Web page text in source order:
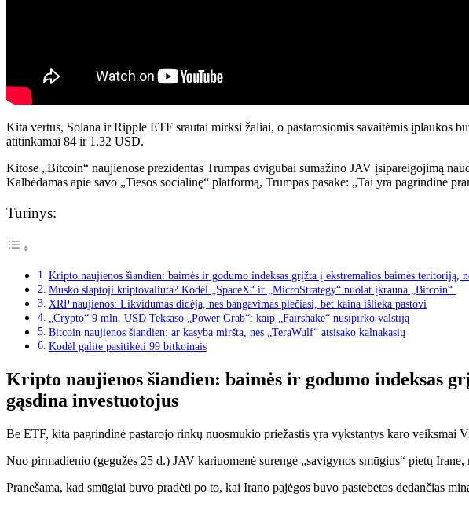
Kita vertus, Solana ir Ripple ETF srautai mirksi žaliai, o pastarosiomis savaitėmis įplaukos
atitinkamai 84 ir 1,32 USD.
Kitose „Bitcoin“ naujienose prezidentas Trumpas dvigubai sumažino JAV įsipareigojimą
Kalbėdamas apie savo „Tiesos socialinę“ platformą, Trumpas pasakė: „Tai yra pagrindinė
Turinys:
Kripto naujienos šiandien: baimės ir godumo indeksas grįžta į ekstremalios baimės teritoriją,
Musko slaptoji kriptovaliuta? Kodėl „SpaceX“ ir „MicroStrategy“ nuolat įkrauna „Bitcoin“.
XRP naujienos: Likvidumas didėja, nes bangavimas plečiasi, bet kaina išlieka pastovi
„Crypto“ 9 mln. USD Teksaso „Power Grab“: kaip „Fairshake“ nusipirko valstiją
Bitcoin naujienos šiandien: ar kasyba miršta, nes „TeraWulf“ atsisako kalnakasių
Kodėl galite pasitikėti 99 bitkoinais
Kripto naujienos šiandien: baimės ir godumo indeksas
gąsdina investuotojus
Be ETF, kita pagrindinė pastarojo rinkų nuosmukio priežastis yra vykstantys karo veiksmai
Nuo pirmadienio (gegužės 25 d.) JAV kariuomenė surengė „savigynos smūgius“ pietų
Pranešama, kad smūgiai buvo pradėti po to, kai Irano pajėgos buvo pastebėtos dedančias